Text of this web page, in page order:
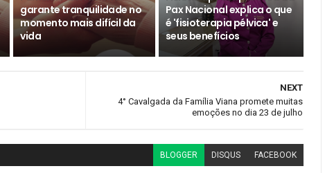
garante tranquilidade no
momento mais difícil da
vida
Pax Nacional explica o que
é 'fisioterapia pélvica' e
seus benefícios
NEXT
4° Cavalgada da Família Viana promete muitas
emoções no dia 23 de julho
BLOGGER DISQUS FACEBOOK